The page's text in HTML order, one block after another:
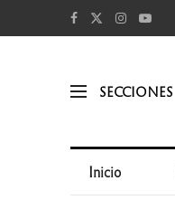
SECCIONES
Inicio